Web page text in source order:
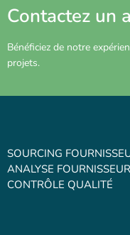
Contactez un
Bénéficiez de notre
projets.
SOURCING
ANALYSE
CONTRÔLE QUALITÉ